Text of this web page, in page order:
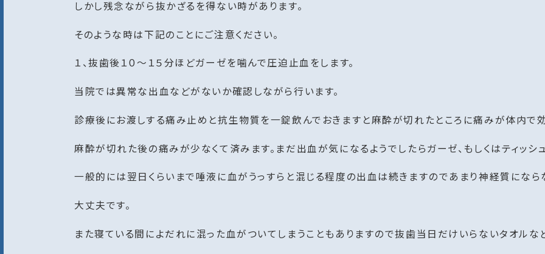
しかし残念ながら抜かざるを得ない時があります。
そのような時は下記のことにご注意ください。
１、抜歯後１０〜１５分ほどガーゼを噛んで圧迫止血をします。
当院では異常な出血などがないか確認しながら行います。
診療後にお渡しする痛み止めと抗生物質を一錠飲んでおきますと麻酔が切れたところに痛みが体内で効
麻酔が切れた後の痛みが少なくて済みます。まだ出血が気になるようでしたらガーゼ、もしくはティッシ
一般的には翌日くらいまで唾液に血がうっすらと混じる程度の出血は続きますのであまり神経質になら
大丈夫です。
また寝ている間によだれに混った血がついてしまうこともありますので抜歯当日だけいらないタオルな